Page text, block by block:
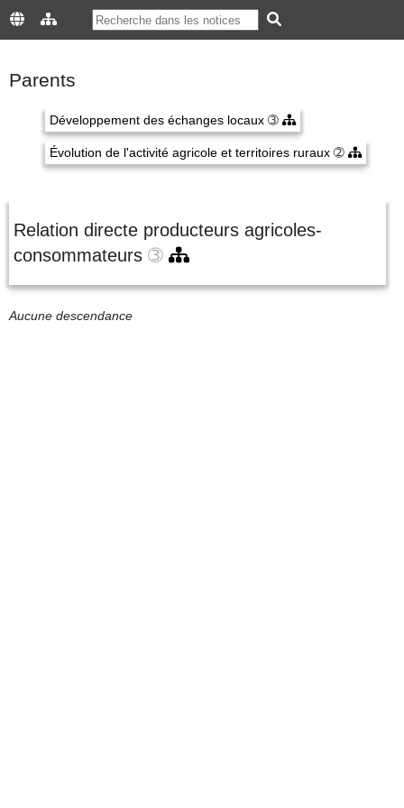
Parents
Développement des échanges locaux ➂
Évolution de l'activité agricole et territoires ruraux ➁
Relation directe producteurs agricoles-
consommateurs ➂
Aucune descendance